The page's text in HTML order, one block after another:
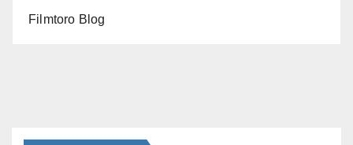
Filmtoro Blog